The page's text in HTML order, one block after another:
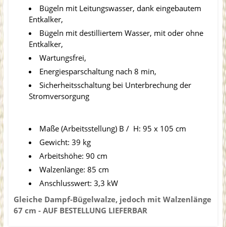
Bügeln mit Leitungswasser, dank eingebautem
Entkalker,
Bügeln mit destilliertem Wasser, mit oder ohne
Entkalker,
Wartungsfrei,
Energiesparschaltung nach 8 min,
Sicherheitsschaltung bei Unterbrechung der
Stromversorgung
Maße (Arbeitsstellung) B / H: 95 x 105 cm
Gewicht: 39 kg
Arbeitshöhe: 90 cm
Walzenlänge: 85 cm
Anschlusswert: 3,3 kW
Gleiche Dampf-Bügelwalze, jedoch mit Walzenlänge
67 cm - AUF BESTELLUNG LIEFERBAR